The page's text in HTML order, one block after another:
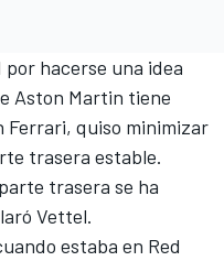
hacerse una idea
Aston Martin tiene
Ferrari, quiso minimizar
trasera estable.
trasera se ha
Vettel.
estaba en Red